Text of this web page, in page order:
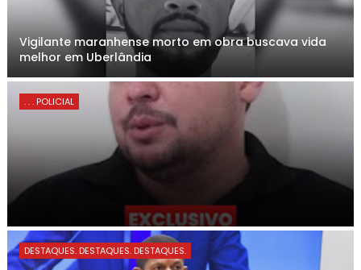
Vigilante maranhense morto em obra buscava vida
melhor em Uberlândia
. . . POLICIAL
DESTAQUES. DESTAQUES. DESTAQUES.